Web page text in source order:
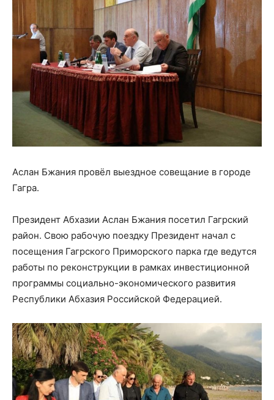
Аслан Бжания провёл выездное совещание в городе
Гагра.
Президент Абхазии Аслан Бжания посетил Гагрский
район. Свою рабочую поездку Президент начал с
посещения Гагрского Приморского парка где ведутся
работы по реконструкции в рамках инвестиционной
программы социально-экономического развития
Республики Абхазия Российской Федерацией.